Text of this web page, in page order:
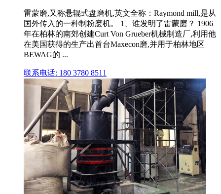
雷蒙磨,又称悬辊式盘磨机,英文全称：Raymond mill,是从
国外传入的一种制粉麽机。 1、谁发明了雷蒙磨？ 1906
年在柏林的南郊创建Curt Von Grueber机械制造厂,利用他
在美国获得的生产出首台Maxecon磨,并用于柏林地区
BEWAG的 ...
联系电话: 180 3780 8511